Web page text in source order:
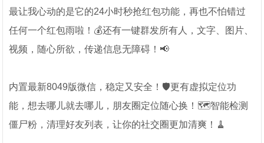
最让我心动的是它的24小时秒抢红包功能，再也不怕错过
任何一个红包雨啦！💰还有一键群发所有人，文字、图片、
视频，随心所欲，传递信息无障碍！📢
内置最新8049版微信，稳定又安全！🛡️更有虚拟定位功
能，想去哪儿就去哪儿，朋友圈定位随心换！🗺️智能检测
僵尸粉，清理好友列表，让你的社交圈更加清爽！🧹